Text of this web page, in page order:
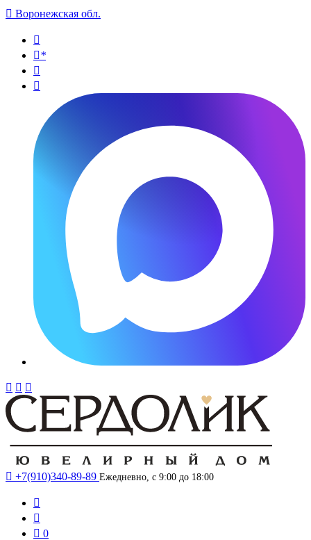
 Воронежская обл.

*


  
 +7(910)340-89-89 Ежедневно, с 9:00 до 18:00


 0